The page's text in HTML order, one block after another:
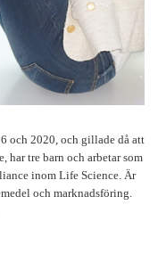
och 2020, och gillade då att
har tre barn och arbetar som
inom Life Science. Är
och marknadsföring.